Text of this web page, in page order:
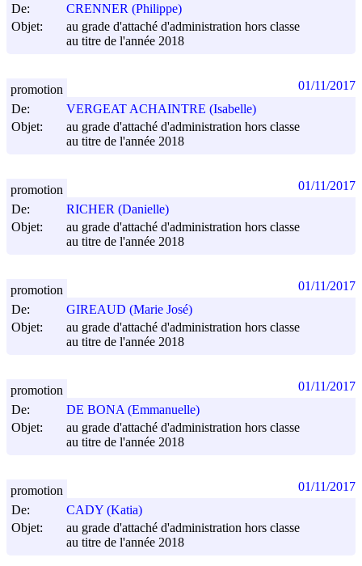
De:
CRENNER (Philippe)
Objet:
au grade d'attaché d'administration hors classe
au titre de l'année 2018
De:
VERGEAT ACHAINTRE (Isabelle)
Objet:
au grade d'attaché d'administration hors classe
au titre de l'année 2018
promotion 01/11/2017
De:
RICHER (Danielle)
Objet:
au grade d'attaché d'administration hors classe
au titre de l'année 2018
promotion 01/11/2017
De:
GIREAUD (Marie José)
Objet:
au grade d'attaché d'administration hors classe
au titre de l'année 2018
promotion 01/11/2017
De:
DE BONA (Emmanuelle)
Objet:
au grade d'attaché d'administration hors classe
au titre de l'année 2018
promotion 01/11/2017
De:
CADY (Katia)
Objet:
au grade d'attaché d'administration hors classe
au titre de l'année 2018
promotion 01/11/2017